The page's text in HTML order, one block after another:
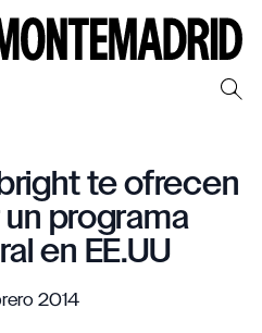
te ofrecen
programa
en EE.UU
2014